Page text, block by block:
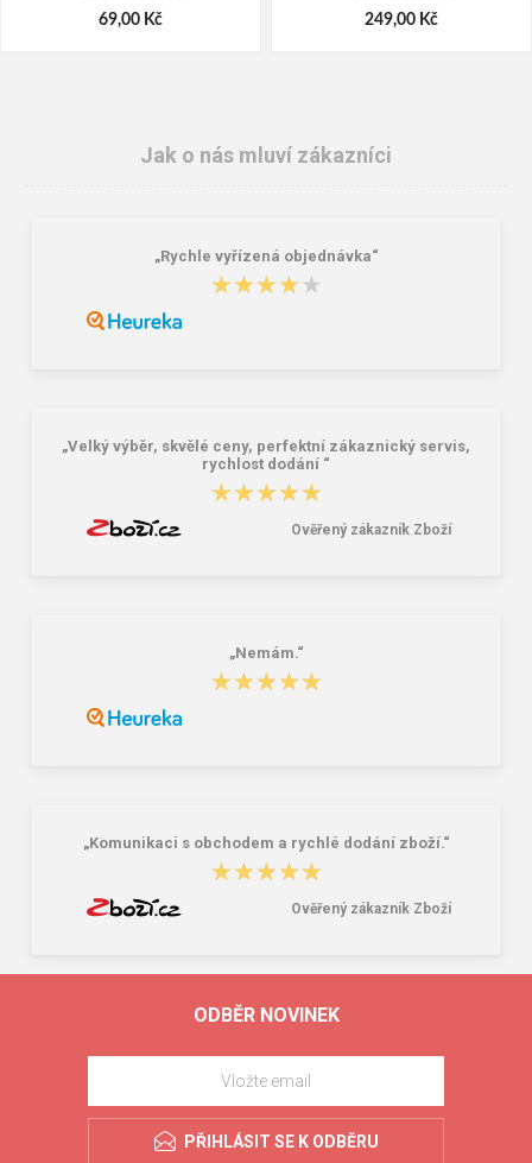
69,00 Kč 249,00 Kč
Jak o nás mluví zákazníci
„Rychle vyřízená objednávka“
★★★★★
★★★★★
„Velký výběr, skvělé ceny, perfektní zákaznický servis,
rychlost dodání “
★★★★★
★★★★★
Ověřený zákazník Zboží
„Nemám.“
★★★★★
★★★★★
„Komunikaci s obchodem a rychlé dodání zboží.“
★★★★★
★★★★★
Ověřený zákazník Zboží
ODBĚR NOVINEK
PŘIHLÁSIT SE K ODBĚRU